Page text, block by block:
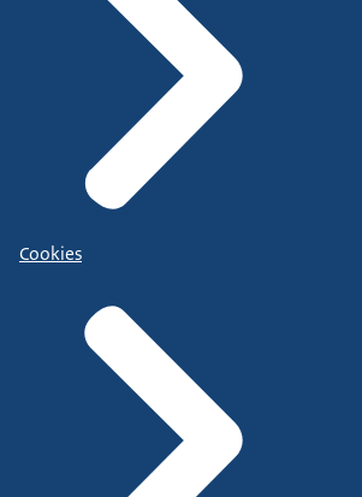
Cookies